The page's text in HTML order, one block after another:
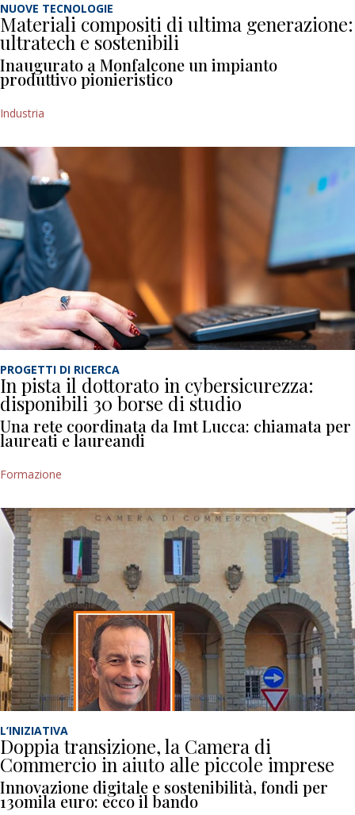
NUOVE TECNOLOGIE
Materiali compositi di ultima generazione:
ultratech e sostenibili
Inaugurato a Monfalcone un impianto
produttivo pionieristico
Industria
PROGETTI DI RICERCA
In pista il dottorato in cybersicurezza:
disponibili 30 borse di studio
Una rete coordinata da Imt Lucca: chiamata per
laureati e laureandi
Formazione
L’INIZIATIVA
Doppia transizione, la Camera di
Commercio in aiuto alle piccole imprese
Innovazione digitale e sostenibilità, fondi per
130mila euro: ecco il bando